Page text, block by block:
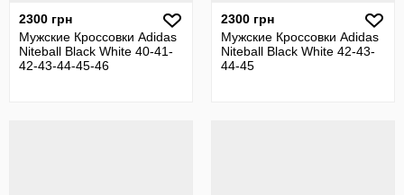
2300 грн
Мужские Кроссовки Adidas
Niteball Black White 40-41-
42-43-44-45-46
2300 грн
Мужские Кроссовки Adidas
Niteball Black White 42-43-
44-45